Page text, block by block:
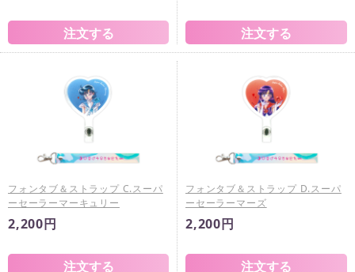
フォンタブ＆ストラップ C.スーパ
ーセーラーマーキュリー
2,200円
フォンタブ＆ストラップ D.スーパ
ーセーラーマーズ
2,200円